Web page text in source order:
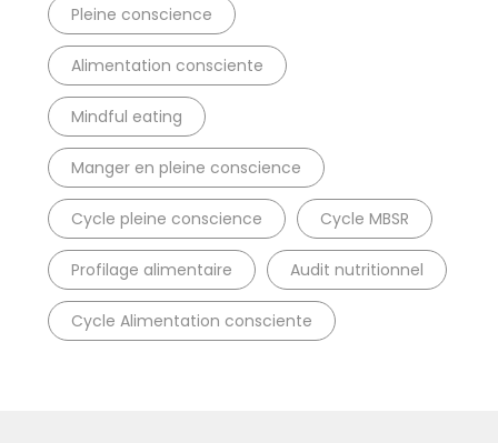
Pleine conscience
Alimentation consciente
Mindful eating
Manger en pleine conscience
Cycle pleine conscience Cycle MBSR
Profilage alimentaire Audit nutritionnel
Cycle Alimentation consciente